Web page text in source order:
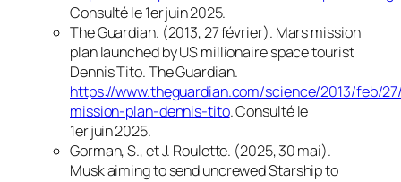
Consulté le 1er juin 2025.
The Guardian. (2013, 27 février). Mars mission
plan launched by US millionaire space tourist
Dennis Tito.The Guardian.
https://www.theguardian.com/science/2013/feb/
mission-plan-dennis-tito. Consulté le
1er juin 2025.
Gorman, S., et J. Roulette. (2025, 30 mai).
Musk aiming to send uncrewed Starship to